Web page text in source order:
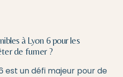
à Lyon 6 pour les
de fumer ?
est un défi majeur pour de